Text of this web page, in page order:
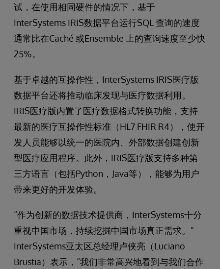
试，在使用相同硬件的情况下，基于
InterSystems IRIS数据平台运行SQL 查询的速度
通常比在Caché 或Ensemble 上的查询速度至少快
25%。
基于卓越的互操作性，InterSystems IRIS医疗版
数据平台还将推动临床发现与医疗数据利用。
IRIS医疗版内置了医疗数据格式转换功能，支持
最新的医疗互操作性标准（HL7 FHIR R4），使开
发人员能够以统一的医院内、外部数据创建创新
型医疗应用程序。此外，IRIS医疗版支持多种第
三方语言（包括Python，Java等），能够为用户
带来更好的开发体验。
“作为创新的数据技术提供商，InterSystems十分
重视中国市场，持续挖掘中国市场真正需求。”
InterSystems亚太区总经理卢侠亮（Luciano
Brustia）表示，“我们非常高兴地看到与我们合作